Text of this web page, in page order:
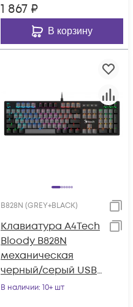
1 867 ₽
В корзину
B828N (GREY+BLACK)
Клавиатура A4Tech
Bloody B828N
механическая
черный/серый USB
for gamer LED
В наличии: 10+ шт